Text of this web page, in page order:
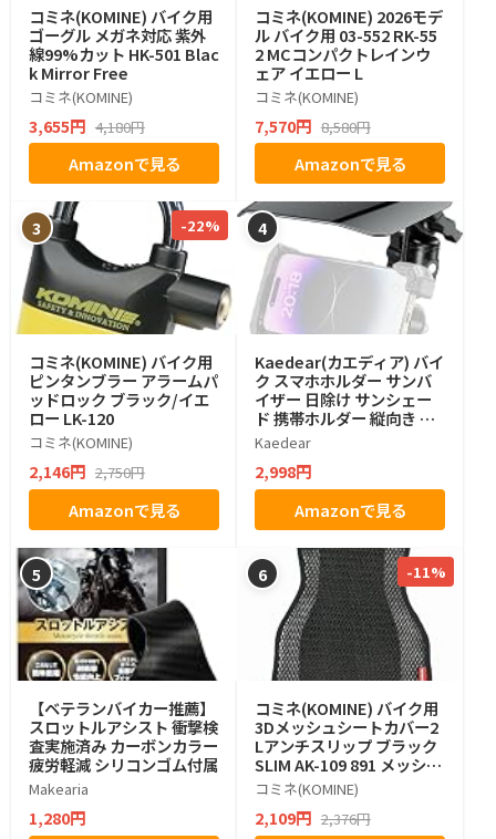
コミネ(KOMINE) バイク用
ゴーグル メガネ対応 紫外
線99%カット HK-501 Blac
k Mirror Free
コミネ(KOMINE)
3,655円 4,180円
Amazonで見る
コミネ(KOMINE) 2026モデ
ル バイク用 03-552 RK-55
2 MCコンパクトレインウ
ェア イエロー L
コミネ(KOMINE)
7,570円 8,580円
Amazonで見る
3 -22%
コミネ(KOMINE) バイク用
ピンタンブラー アラームパ
ッドロック ブラック/イエ
ロー LK-120
コミネ(KOMINE)
2,146円 2,750円
Amazonで見る
4
Kaedear(カエディア) バイ
ク スマホホルダー サンバ
イザー 日除け サンシェー
ド 携帯ホルダー 縦向き 横
向き 2種類 付属 KDR-V2
Kaedear
2,998円
Amazonで見る
5
【ベテランバイカー推薦】
スロットルアシスト 衝撃検
査実施済み カーボンカラー
疲労軽減 シリコンゴム付属
Makearia
1,280円
6 -11%
コミネ(KOMINE) バイク用
3Dメッシュシートカバー2
Lアンチスリップ ブラック
SLIM AK-109 891 メッシュ
素材
コミネ(KOMINE)
2,109円 2,376円